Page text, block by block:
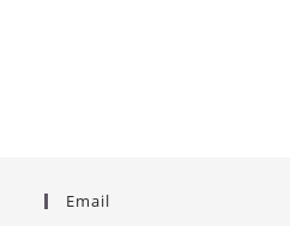
Email